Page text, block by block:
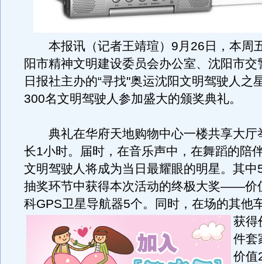
本报讯（记者王靖瑄）9月26日，本周
阳市精神文明建设委员会办公室、沈阳市交
日报社主办的“寻找"奥运沈阳文明驾驶人之
300名文明驾驶人参加盛大的颁奖典礼。
典礼在华府天地购物中心一楼共享大厅
长1小时。届时，在音乐声中，在舞蹈的陪
文明驾驶人将成为当日最耀眼的明星。其中
抽奖环节中获得本次活动的终极大奖——价
科GPS卫星导航器5个。
同时，在场的其他
获得
件套
价值